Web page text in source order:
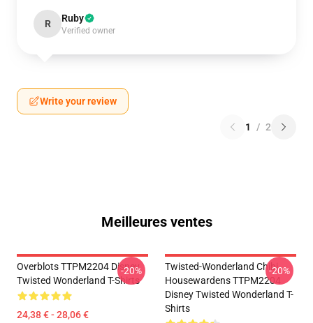
R Ruby
Verified owner
Write your review
1 / 2
Meilleures ventes
Overblots TTPM2204 Disney
Twisted Wonderland T-Shirts
24,38 € - 28,06 €
-20%
Twisted-Wonderland Chibi
Housewardens TTPM2204
Disney Twisted Wonderland T-
Shirts
-20%